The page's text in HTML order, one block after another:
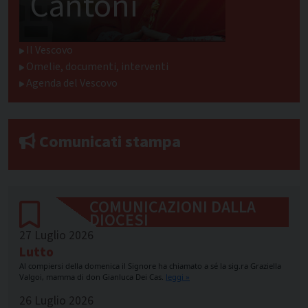
Il Vescovo
Omelie, documenti, interventi
Agenda del Vescovo
Comunicati stampa
COMUNICAZIONI DALLA
DIOCESI
27 Luglio 2026
Lutto
Al compiersi della domenica il Signore ha chiamato a sé la sig.ra Graziella
Valgoi, mamma di don Gianluca Dei Cas. leggi »
26 Luglio 2026